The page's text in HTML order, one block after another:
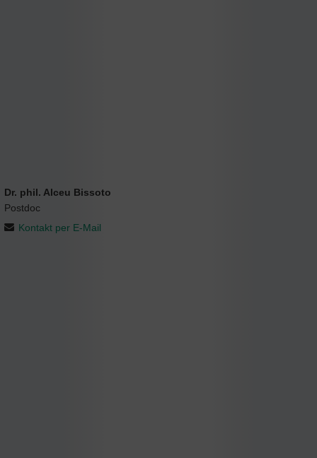
Dr. phil. Alceu Bissoto
Postdoc
Kontakt per E-Mail